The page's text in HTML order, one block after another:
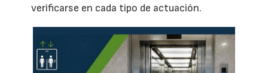
verificarse en cada tipo de actuación.